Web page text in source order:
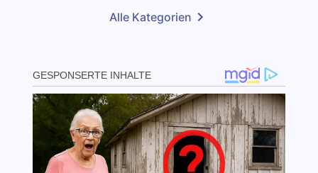
Alle Kategorien